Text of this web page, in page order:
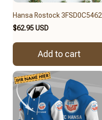
Hansa Rostock 3FSD0C5462
$62.95 USD
Add to cart